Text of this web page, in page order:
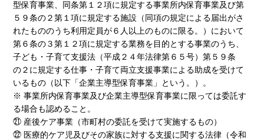
型保育事業、同条第１２項に規定する事業所内保育事業及び第
５９条の２第１項に規定する施設（同項の規定による届出がさ
れたもののうち利用定員が６人以上のものに限る。）において
第６条の３第１２項に規定する業務を目的とする事業のうち、
子ども・子育て支援法（平成２４年法律第６５号）第５９条
の２に規定する仕事・子育て両立支援事業による助成を受けて
いるもの（以下「企業主導型保育事業」という。）。
※ 事業所内保育事業及び企業主導型保育事業に限っては委託す
る場合も認めること。
㉑ 産後ケア事業（市町村の委託を受けて実施するもの）
㉒ 医療的ケア児及びその家族に対する支援に関する法律（令和